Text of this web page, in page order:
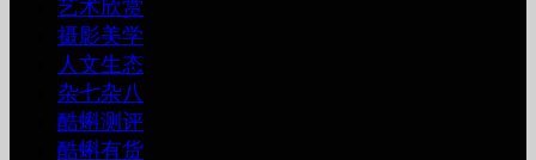
艺术欣赏
摄影美学
人文生态
杂七杂八
酷蝌测评
酷蝌有货